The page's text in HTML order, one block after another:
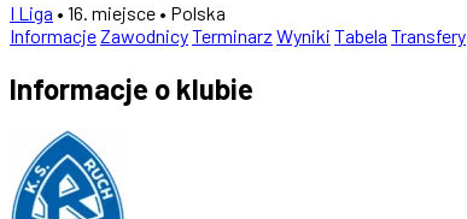
I Liga • 16. miejsce • Polska
InformacjeZawodnicyTerminarz Wyniki Tabela Transfery
Informacje o klubie